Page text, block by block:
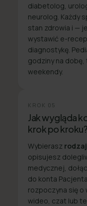
diabetolog,
neurolog. Każdy
stan zdrowia i —
wystawić e-
diagnostykę.
godziny na
weekendy.
KROK 05
Jak wygląda
krok po kroku?
Wybierasz
opisujesz
medycznej,
do konta
rozpoczyna się
wideo, czat lub